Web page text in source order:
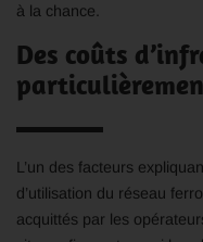
à la chance.
Des coûts
L’un des facteurs
d’utilisation du réseau
acquittés par les